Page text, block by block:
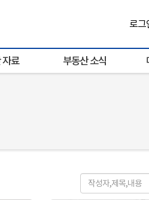
로그
자료 부동산 소식